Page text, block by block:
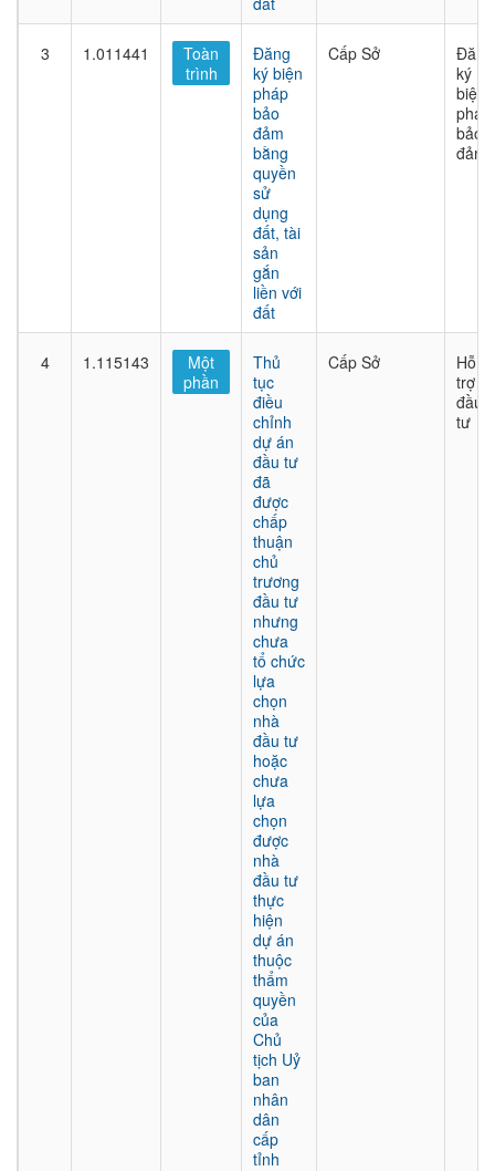
3 1.011441
Toàn
trình
Đăng
ký biện
pháp
bảo
đảm
bằng
quyền
sử
dụng
đất, tài
sản
gắn
liền với
đất
Cấp Sở
Đăng
ký
biện
pháp
bảo
đảm
4 1.115143
Một
phần
Thủ
tục
điều
chỉnh
dự án
đầu tư
đã
được
chấp
thuận
chủ
trương
đầu tư
nhưng
chưa
tổ chức
lựa
chọn
nhà
đầu tư
hoặc
chưa
lựa
chọn
được
nhà
đầu tư
thực
hiện
dự án
thuộc
thẩm
quyền
của
Chủ
tịch Uỷ
ban
nhân
dân
cấp
tỉnh
Cấp Sở
Hỗ
trợ
đầu
tư